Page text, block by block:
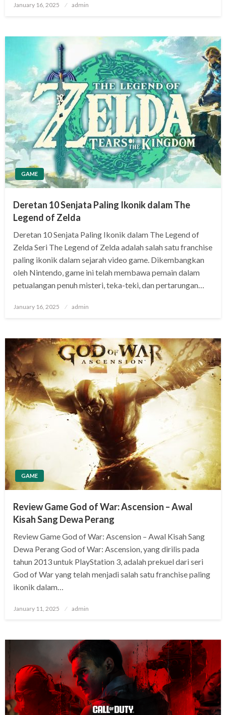
Posted
January 16, 2025 admin
GAME
Deretan 10 Senjata Paling Ikonik dalam The
Legend of Zelda
Deretan 10 Senjata Paling Ikonik dalam The Legend of
Zelda Seri The Legend of Zelda adalah salah satu franchise
paling ikonik dalam sejarah video game. Dikembangkan
oleh Nintendo, game ini telah membawa pemain dalam
petualangan penuh misteri, teka-teki, dan pertarungan…
Posted
January 16, 2025 admin
GAME
Review Game God of War: Ascension – Awal
Kisah Sang Dewa Perang
Review Game God of War: Ascension – Awal Kisah Sang
Dewa Perang God of War: Ascension, yang dirilis pada
tahun 2013 untuk PlayStation 3, adalah prekuel dari seri
God of War yang telah menjadi salah satu franchise paling
ikonik dalam…
Posted
January 11, 2025 admin